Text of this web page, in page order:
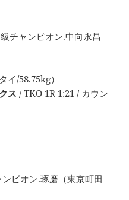
チャンピオン.中向永昌
イ/58.75kg）
ス / TKO 1R 1:21 / カウン
ピオン.琢磨（東京町田